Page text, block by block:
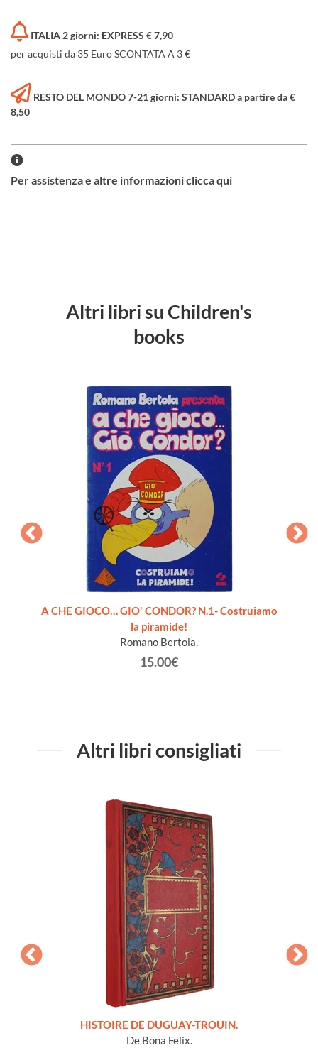
ITALIA 2 giorni: EXPRESS € 7,90
per acquisti da 35 Euro SCONTATA A 3 €
RESTO DEL MONDO 7-21 giorni: STANDARD a partire da €
8,50
Per assistenza e altre informazioni clicca qui
Altri libri su Children's
books
A CHE GIOCO… GIO' CONDOR? N.1- Costruiamo
la piramide!
Romano Bertola.
15.00€
Altri libri consigliati
HISTOIRE DE DUGUAY-TROUIN.
De Bona Felix.